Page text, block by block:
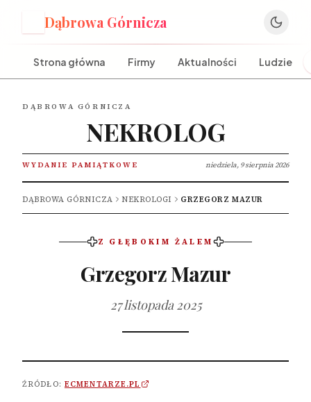
Dąbrowa Górnicza
Strona główna Firmy Aktualności Ludzie
DĄBROWA GÓRNICZA
NEKROLOG
WYDANIE PAMIĄTKOWE niedziela, 9 sierpnia 2026
DĄBROWA GÓRNICZA NEKROLOGI GRZEGORZ MAZUR
Z GŁĘBOKIM ŻALEM
Grzegorz Mazur
27 listopada 2025
ŹRÓDŁO: ECMENTARZE.PL